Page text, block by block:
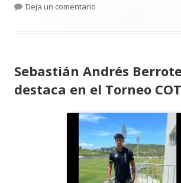
el
Deja un comentario
Sebastián Andrés
destaca en el Torneo